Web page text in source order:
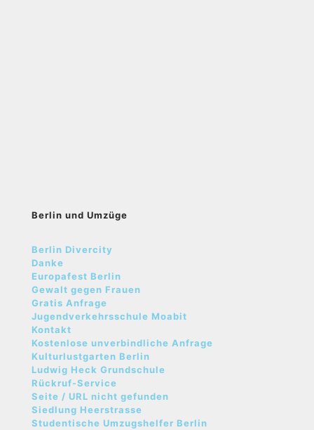
Berlin und Umzüge
Berlin Divercity
Danke
Europafest Berlin
Gewalt gegen Frauen
Gratis Anfrage
Jugendverkehrsschule Moabit
Kontakt
Kostenlose unverbindliche Anfrage
Kulturlustgarten Berlin
Ludwig Heck Grundschule
Rückruf-Service
Seite / URL nicht gefunden
Siedlung Heerstrasse
Studentische Umzugshelfer Berlin